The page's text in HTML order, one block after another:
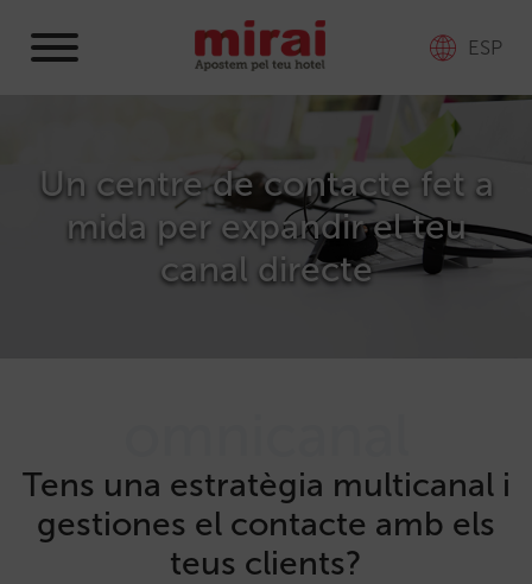
ESP
Un centre de contacte fet a
mida per expandir el teu
canal directe
Tens una estratègia multicanal i
gestiones el contacte amb els
teus clients?